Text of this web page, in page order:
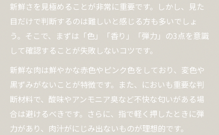
新鮮さを見極めることが非常に重要です。しかし、見た
目だけで判断するのは難しいと感じる方も多いでしょ
う。そこで、まずは「色」「香り」「弾力」の3点を意識
して確認することが失敗しないコツです。
新鮮な肉は鮮やかな赤色やピンク色をしており、変色や
黒ずみがないことが特徴です。また、においも重要な判
断材料で、酸味やアンモニア臭など不快な匂いがある場
合は避けるべきです。さらに、指で軽く押したときに弾
力があり、肉汁がにじみ出ないものが理想的です。